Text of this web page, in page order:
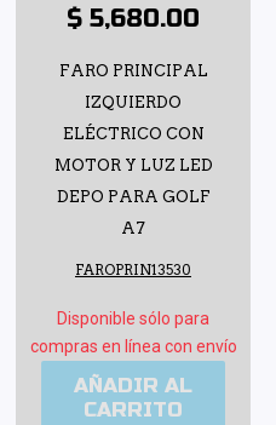
$ 5,680.00
FARO PRINCIPAL
IZQUIERDO
ELÉCTRICO CON
MOTOR Y LUZ LED
DEPO PARA GOLF
A7
FAROPRIN13530
Disponible sólo para
compras en línea con envío
AÑADIR AL
CARRITO